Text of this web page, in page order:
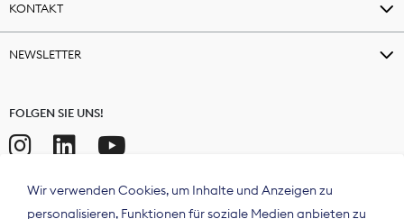
KONTAKT
NEWSLETTER
FOLGEN SIE UNS!
Wir verwenden Cookies, um Inhalte und Anzeigen zu
personalisieren, Funktionen für soziale Medien anbieten zu